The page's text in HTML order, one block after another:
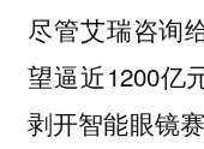
尽管艾瑞咨询
望逼近1200亿
剥开智能眼镜